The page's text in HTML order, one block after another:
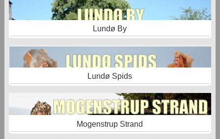
Lundø By
Lundø Spids
Mogenstrup Strand